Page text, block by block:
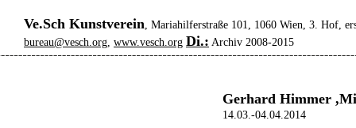
Ve.Sch Kunstverein, Mariahilferstraße 101, 1060 Wien, 3. Hof,
bureau@vesch.org, www.vesch.org Di.: Archiv 2008-2015
Gerhard Himmer
14.03.-04.04.2014